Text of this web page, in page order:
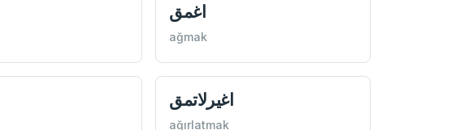
اغمق
ağmak
اغيرلاتمق
ağırlatmak